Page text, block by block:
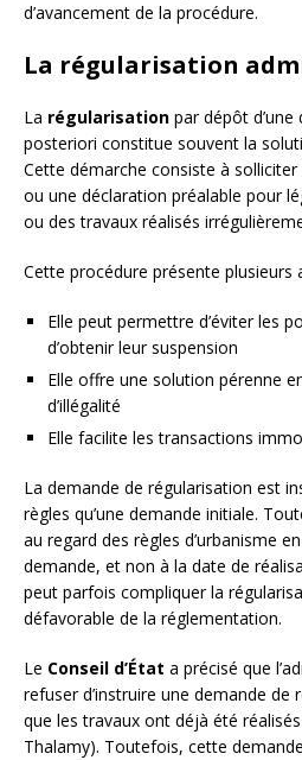
d’avancement de la procédure.
La régularisation
La régularisation par dépôt d’une
posteriori constitue souvent la
Cette démarche consiste à
ou une déclaration préalable pour
ou des travaux réalisés
Cette procédure présente plusieurs
Elle peut permettre d’éviter les
d’obtenir leur suspension
Elle offre une solution pérenne
d’illégalité
Elle facilite les transactions
La demande de régularisation est
règles qu’une demande initiale.
au regard des règles d’urbanisme
demande, et non à la date de
peut parfois compliquer la
défavorable de la réglementation.
Le Conseil d’État a précisé que
refuser d’instruire une demande
que les travaux ont déjà été
Thalamy). Toutefois, cette